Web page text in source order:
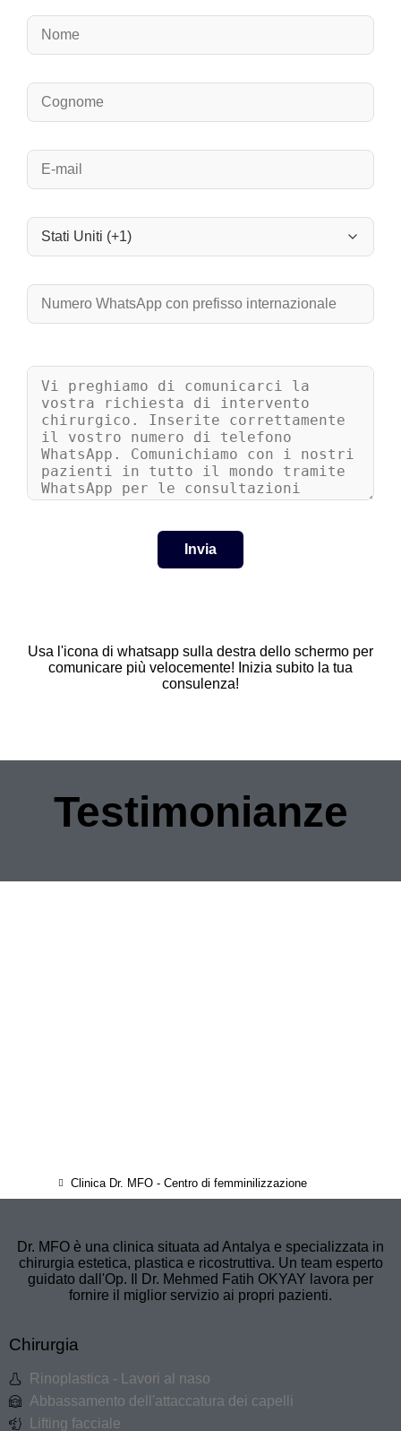
Usa l'icona di whatsapp sulla destra dello schermo per
comunicare più velocemente! Inizia subito la tua
consulenza!
Testimonianze
Clinica Dr. MFO - Centro di femminilizzazione
Dr. MFO è una clinica situata ad Antalya e specializzata in
chirurgia estetica, plastica e ricostruttiva. Un team esperto
guidato dall'Op. Il Dr. Mehmed Fatih OKYAY lavora per
fornire il miglior servizio ai propri pazienti.
Chirurgia
Rinoplastica - Lavori al naso
Abbassamento dell'attaccatura dei capelli
Lifting facciale